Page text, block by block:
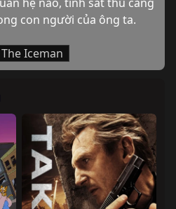
con người của ông ta.
The Iceman